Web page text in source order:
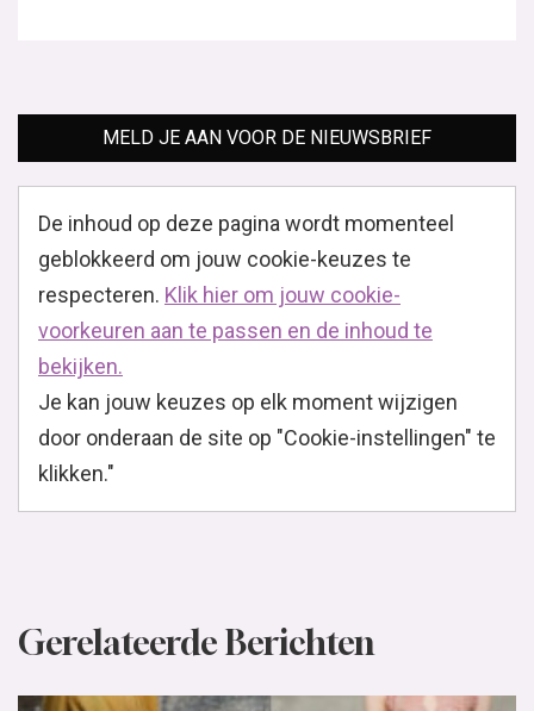
MELD JE AAN VOOR DE NIEUWSBRIEF
De inhoud op deze pagina wordt momenteel
geblokkeerd om jouw cookie-keuzes te
respecteren. Klik hier om jouw cookie-
voorkeuren aan te passen en de inhoud te
bekijken.
Je kan jouw keuzes op elk moment wijzigen
door onderaan de site op "Cookie-instellingen" te
klikken."
Gerelateerde Berichten